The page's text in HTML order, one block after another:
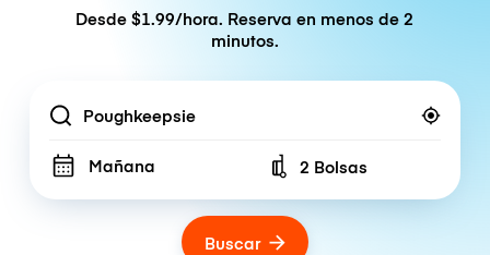
Desde $1.99/hora. Reserva en menos de 2
minutos.
Location
Mañana Number of bags
2 Bolsas
Buscar